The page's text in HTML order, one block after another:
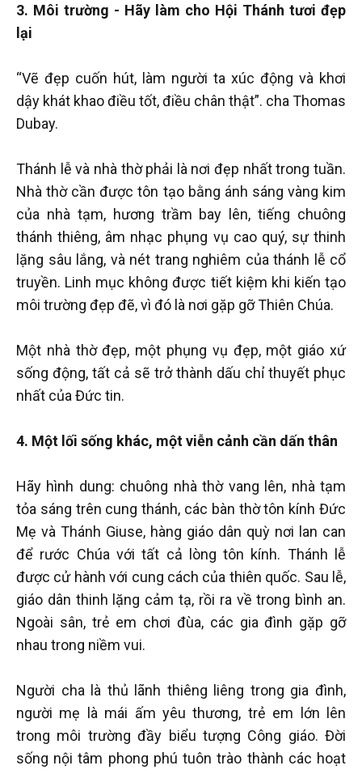
3. Môi trường - Hãy làm cho Hội Thánh tươi đẹp
lại
“Vẽ đẹp cuốn hút, làm người ta xúc động và khơi
dậy khát khao điều tốt, điều chân thật”. cha Thomas
Dubay.
Thánh lễ và nhà thờ phải là nơi đẹp nhất trong tuần.
Nhà thờ cần được tôn tạo bằng ánh sáng vàng kim
của nhà tạm, hương trầm bay lên, tiếng chuông
thánh thiêng, âm nhạc phụng vụ cao quý, sự thinh
lặng sâu lắng, và nét trang nghiêm của thánh lễ cổ
truyền. Linh mục không được tiết kiệm khi kiến tạo
môi trường đẹp đẽ, vì đó là nơi gặp gỡ Thiên Chúa.
Một nhà thờ đẹp, một phụng vụ đẹp, một giáo xứ
sống động, tất cả sẽ trở thành dấu chỉ thuyết phục
nhất của Đức tin.
4. Một lối sống khác, một viễn cảnh cần dấn thân
Hãy hình dung: chuông nhà thờ vang lên, nhà tạm
tỏa sáng trên cung thánh, các bàn thờ tôn kính Đức
Mẹ và Thánh Giuse, hàng giáo dân quỳ nơi lan can
để rước Chúa với tất cả lòng tôn kính. Thánh lễ
được cử hành với cung cách của thiên quốc. Sau lễ,
giáo dân thinh lặng cảm tạ, rồi ra về trong bình an.
Ngoài sân, trẻ em chơi đùa, các gia đình gặp gỡ
nhau trong niềm vui.
Người cha là thủ lãnh thiêng liêng trong gia đình,
người mẹ là mái ấm yêu thương, trẻ em lớn lên
trong môi trường đầy biểu tượng Công giáo. Đời
sống nội tâm phong phú tuôn trào thành các hoạt